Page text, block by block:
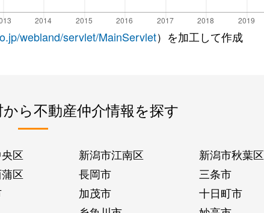
webland/servlet/MainServlet）を加工して作成
ら不動産仲介情報を探す
区 新潟市江南区
新潟市秋葉区
区 長岡市
三条市
加茂市
十日町市